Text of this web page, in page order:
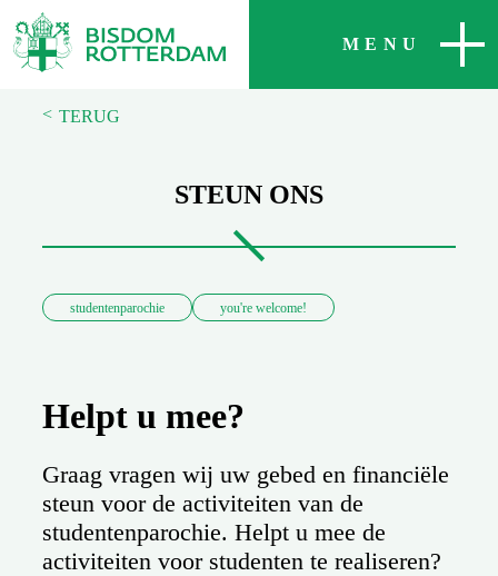
MENU
SLUITEN
< TERUG
STEUN ONS
studentenparochie you're welcome!
Helpt u mee?
Graag vragen wij uw gebed en financiële
steun voor de activiteiten van de
studentenparochie. Helpt u mee de
activiteiten voor studenten te realiseren?